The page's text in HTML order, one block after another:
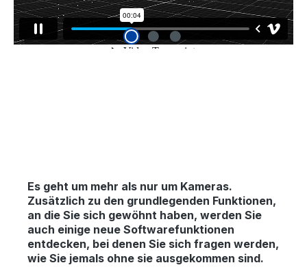
Es geht um mehr als nur um Kameras.
Zusätzlich zu den grundlegenden Funktionen,
an die Sie sich gewöhnt haben, werden Sie
auch einige neue Softwarefunktionen
entdecken, bei denen Sie sich fragen werden,
wie Sie jemals ohne sie ausgekommen sind.